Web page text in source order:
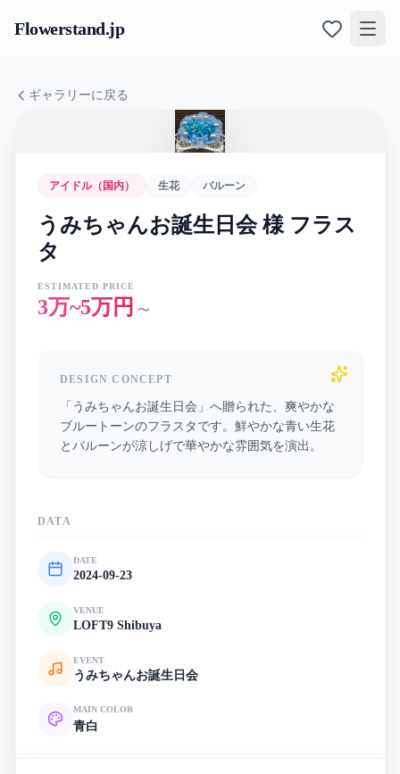
Flowerstand.jp
ギャラリーに戻る
アイドル（国内） 生花 バルーン
うみちゃんお誕生日会 様 フラス
タ
ESTIMATED PRICE
3万~5万円 〜
DESIGN CONCEPT
「うみちゃんお誕生日会」へ贈られた、爽やかな
ブルートーンのフラスタです。鮮やかな青い生花
とバルーンが涼しげで華やかな雰囲気を演出。
DATA
DATE
2024-09-23
VENUE
LOFT9 Shibuya
EVENT
うみちゃんお誕生日会
MAIN COLOR
青白